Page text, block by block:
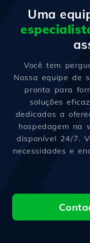
Uma
Você tem
Nossa equipe de
pronta para
soluções
dedicados a
hospedagem na
disponível 24/7.
necessidades e